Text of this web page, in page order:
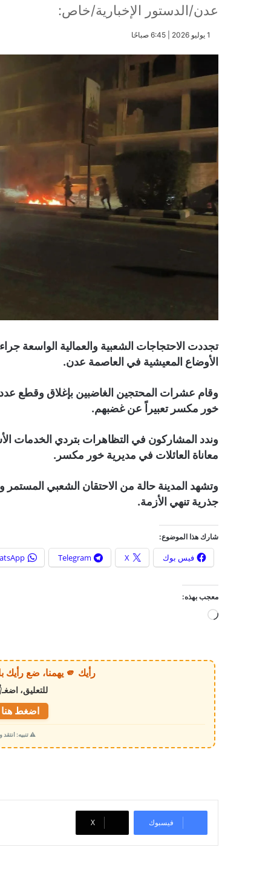
عدن/الدستور الإخبارية/خاص:
​1 يوليو 2026 | 6:45 صباحًا
تجددت الاحتجاجات الشعبية والعمالية الواسعة جراء
الأوضاع المعيشية في العاصمة عدن.
وقام عشرات المحتجين الغاضبين بإغلاق وقطع
خور مكسر تعبيراً عن غضبهم.
وندد المشاركون في التظاهرات بتردي الخدمات
معاناة العائلات في مديرية خور مكسر.
وتشهد المدينة حالة من الاحتقان الشعبي
جذرية تنهي الأزمة.
شارك هذا الموضوع:
فيس بوك X
Telegram
معجب بهذه:
ي
ح
رأيك 🫵 يهمنا، ضع رأيك بالخبر أو الموقع بكل وضوح وصراحة!
للتعليق،
اضغط هنا
⚠️ تنبيه:
فيسبوك ‫X